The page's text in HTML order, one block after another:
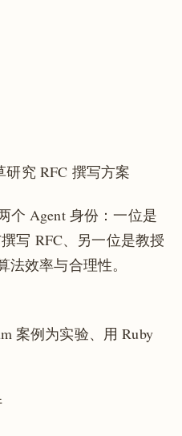
研究 RFC 撰写方案
个 Agent 身份：一位是
写 RFC、另一位是教授
法效率与合理性。
案例为实验、用 Ruby